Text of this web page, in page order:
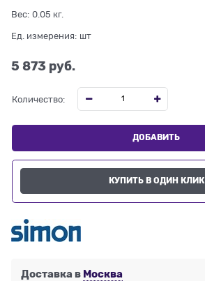
Вес: 0.05 кг.
Ед. измерения: шт
5 873 руб.
Количество:
ДОБАВИТЬ
КУПИТЬ В ОДИН КЛИК
Доставка в Москва